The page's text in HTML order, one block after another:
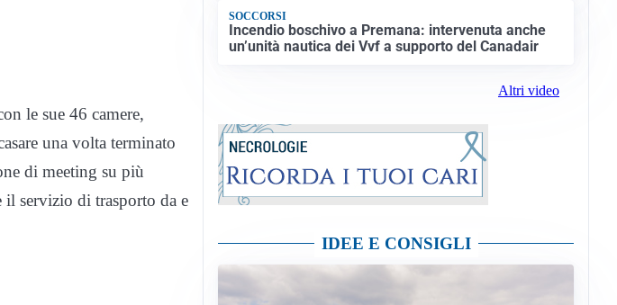
le sue 46 camere,
una volta terminato
di meeting su più
servizio di trasporto da e
SOCCORSI
Incendio boschivo a Premana: intervenuta anche
un’unità nautica dei Vvf a supporto del Canadair
Altri video
IDEE E CONSIGLI